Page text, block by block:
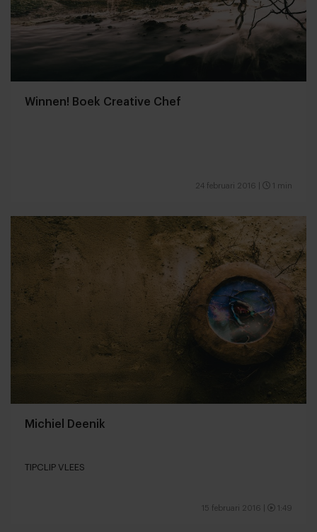
Winnen! Boek Creative Chef
24 februari 2016 1 min
Michiel Deenik
TIPCLIP VLEES
15 februari 2016 1:49